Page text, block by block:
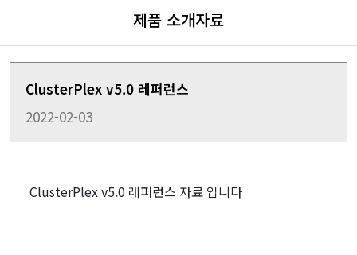
제품 소개자료
ClusterPlex v5.0 레퍼런스
2022-02-03
ClusterPlex v5.0 레퍼런스 자료 입니다